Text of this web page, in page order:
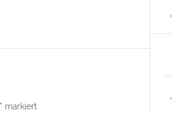
* markiert